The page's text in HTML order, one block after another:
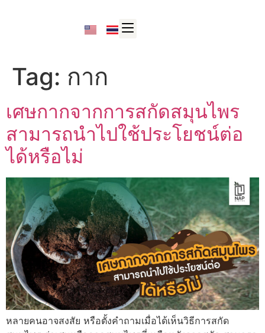
Tag: กาก
เศษกากจากการสกัดสมุนไพร
สามารถนำไปใช้ประโยชน์ต่อ
ได้หรือไม่
หลายคนอาจสงสัย หรือตั้งคำถามเมื่อได้เห็นวิธีการสกัด